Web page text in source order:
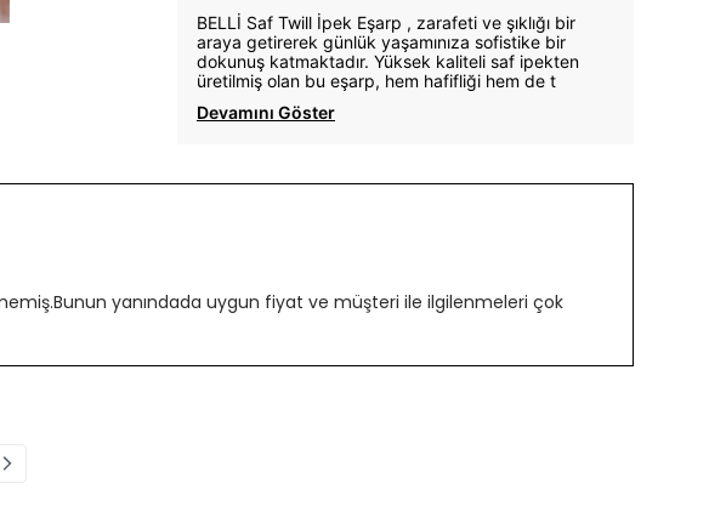
BELLİ Saf Twill İpek Eşarp , zarafeti ve şıklığı bir
araya getirerek günlük yaşamınıza sofistike bir
dokunuş katmaktadır. Yüksek kaliteli saf ipekten
üretilmiş olan bu eşarp, hem hafifliği hem de t
Devamını Göster
yanındada uygun fiyat ve müşteri ile ilgilenmeleri çok